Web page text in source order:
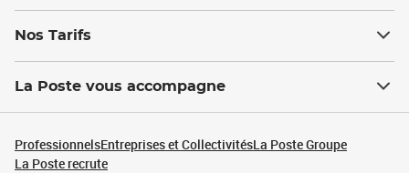
Nos Tarifs
La Poste vous accompagne
ProfessionnelsEntreprises et CollectivitésLa Poste Groupe
La Poste recrute